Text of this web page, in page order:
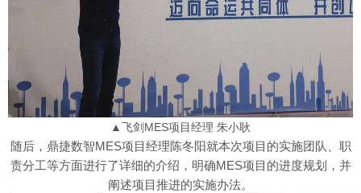
▲飞剑MES项目经理 朱小耿
随后，鼎捷数智MES项目经理陈冬阳就本次项目的实施团队、职
责分工等方面进行了详细的介绍，明确MES项目的进度规划，并
阐述项目推进的实施办法。